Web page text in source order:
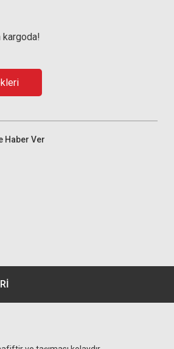
kargoda!
Haber Ver